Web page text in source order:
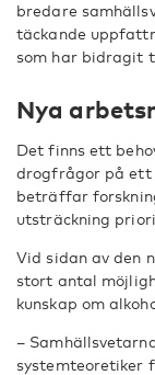
bredare
täckande
som har bidragit
Nya
Det finns ett
drogfrågor på ett
beträffar
utsträckning
Vid sidan av den
stort antal
kunskap om
–
systemteoretiker